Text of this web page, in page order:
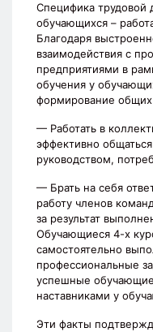
Специфика трудовой
обучающихся –
Благодаря
взаимодействия с
предприятиями в
обучения у
формирование
— Работать в
эффективно
руководством,
— Брать на себя
работу членов
за результат
Обучающиеся 4-х
самостоятельно
профессиональные
успешные
наставниками у
Эти факты